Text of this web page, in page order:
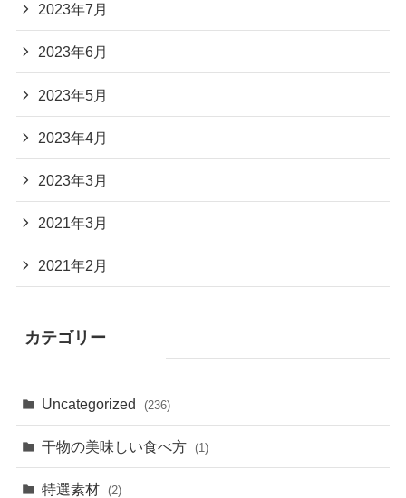
2023年7月
2023年6月
2023年5月
2023年4月
2023年3月
2021年3月
2021年2月
カテゴリー
Uncategorized (236)
干物の美味しい食べ方 (1)
特選素材 (2)